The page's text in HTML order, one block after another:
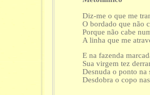
Diz-me o que me
O bordado que não
Porque não cabe
A linha que me
E na fazenda
Sua virgem tez
Desnuda o ponto na
Desdobra o copo